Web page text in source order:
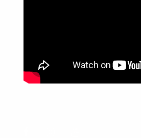
WhatsApp: (17) 99268-0565